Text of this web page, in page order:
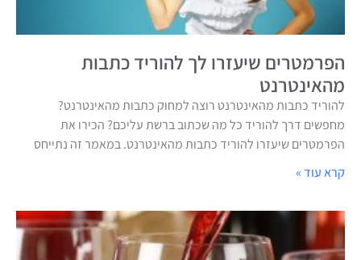
הפרמטרים שיעזרו לך להוריד כתבות
מהאינטרנט
להוריד כתבות מהאינטרנט רוצה למחוק כתבות מהאינטרנט?
מחפשים דרך להוריד כל מה שכתוב ברשת עליכם? הכירו את
הפרמטרים שיעזרו להוריד כתבות מהאינטרנט. במאמר זה נתייחס
קרא עוד »